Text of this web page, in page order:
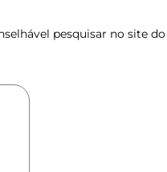
pesquisar no site